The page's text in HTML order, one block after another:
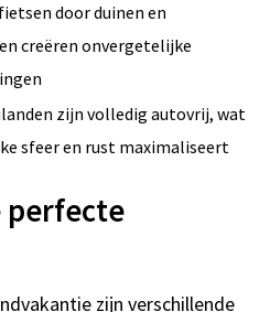
door duinen en
creëren onvergetelijke
zijn volledig autovrij, wat
sfeer en rust maximaliseert
perfecte
zijn verschillende